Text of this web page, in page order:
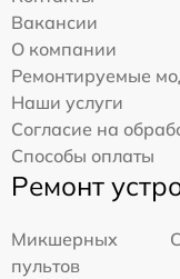
Вакансии
О компании
Ремонтируемые
Наши услуги
Согласие на
Способы оплаты
Ремонт
Микшерных
пультов